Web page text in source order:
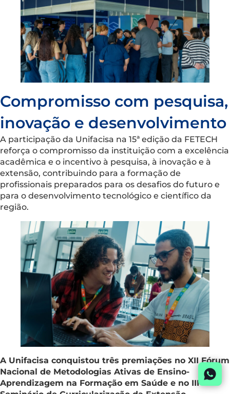
Compromisso com pesquisa,
inovação e desenvolvimento
A participação da Unifacisa na 15ª edição da FETECH
reforça o compromisso da instituição com a excelência
acadêmica e o incentivo à pesquisa, à inovação e à
extensão, contribuindo para a formação de
profissionais preparados para os desafios do futuro e
para o desenvolvimento tecnológico e científico da
região.
A Unifacisa conquistou três premiações no XII Fórum
Nacional de Metodologias Ativas de Ensino-
Aprendizagem na Formação em Saúde e no III